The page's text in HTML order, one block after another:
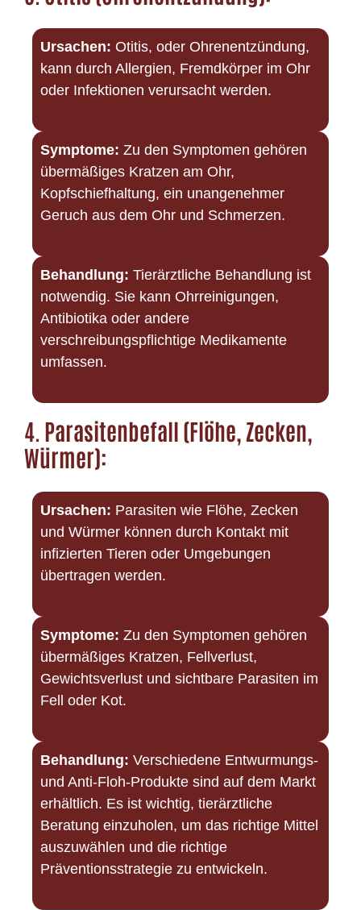
Ursachen: Otitis, oder Ohrenentzündung,
kann durch Allergien, Fremdkörper im Ohr
oder Infektionen verursacht werden.
Symptome: Zu den Symptomen gehören
übermäßiges Kratzen am Ohr,
Kopfschiefhaltung, ein unangenehmer
Geruch aus dem Ohr und Schmerzen.
Behandlung: Tierärztliche Behandlung ist
notwendig. Sie kann Ohrreinigungen,
Antibiotika oder andere
verschreibungspflichtige Medikamente
umfassen.
4. Parasitenbefall (Flöhe, Zecken,
Würmer):
Ursachen: Parasiten wie Flöhe, Zecken
und Würmer können durch Kontakt mit
infizierten Tieren oder Umgebungen
übertragen werden.
Symptome: Zu den Symptomen gehören
übermäßiges Kratzen, Fellverlust,
Gewichtsverlust und sichtbare Parasiten im
Fell oder Kot.
Behandlung: Verschiedene Entwurmungs-
und Anti-Floh-Produkte sind auf dem Markt
erhältlich. Es ist wichtig, tierärztliche
Beratung einzuholen, um das richtige Mittel
auszuwählen und die richtige
Präventionsstrategie zu entwickeln.